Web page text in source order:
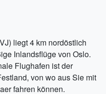
liegt 4 km nordöstlich
Inlandsflüge von Oslo.
Flughafen ist der
von wo aus Sie mit
fahren können.